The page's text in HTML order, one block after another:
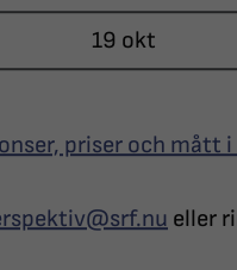
19 okt
priser och mått
eller